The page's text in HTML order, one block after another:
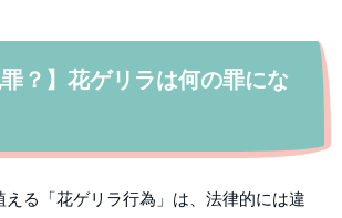
罪？】花ゲリラは何の罪にな
る「花ゲリラ行為」は、法律的には違